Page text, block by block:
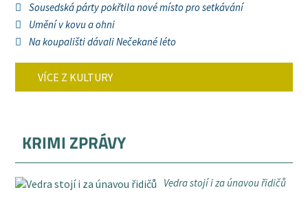
Sousedská párty pokřtila nové místo pro setkávání
Umění v kovu a ohni
Na koupališti dávali Nečekané léto
VÍCE Z KULTURY
KRIMI ZPRÁVY
Vedra stojí i za únavou řidičů